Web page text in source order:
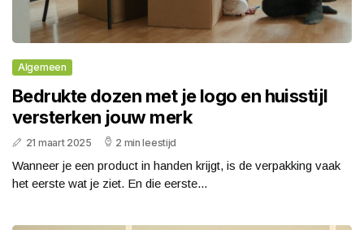
Algemeen
Bedrukte dozen met je logo en huisstijl
versterken jouw merk
21 maart 2025 2 min leestijd
Wanneer je een product in handen krijgt, is de verpakking vaak
het eerste wat je ziet. En die eerste...